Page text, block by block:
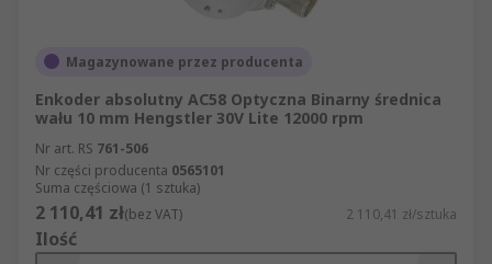
Magazynowane przez producenta
Enkoder absolutny AC58 Optyczna Binarny średnica
wału 10 mm Hengstler 30V Lite 12000 rpm
Nr art. RS 761-506
Nr części producenta 0565101
Suma częściowa (1 sztuka)
2 110,41 zł(bez VAT) 2 110,41 zł/sztuka
Ilość